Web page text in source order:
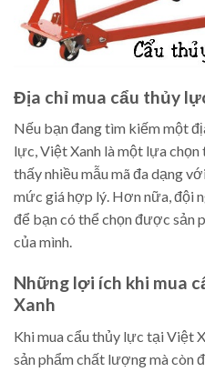
Địa chỉ mua cẩu thủy
Nếu bạn đang tìm kiếm một
lực, Việt Xanh là một lựa
thấy nhiều mẫu mã đa dạng
mức giá hợp lý. Hơn nữa, đội
để bạn có thể chọn được sản
của mình.
Những lợi ích khi mua
Xanh
Khi mua cẩu thủy lực tại Việt
sản phẩm chất lượng mà còn